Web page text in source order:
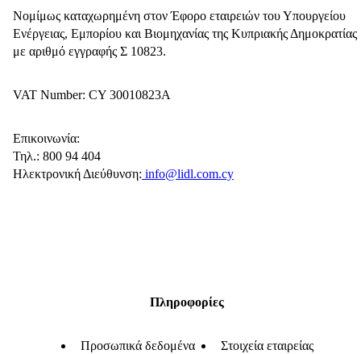
Νομίμως καταχωρημένη στον Έφορο εταιρειών του Υπουργείου
Ενέργειας, Εμπορίου και Βιομηχανίας της Κυπριακής Δημοκρατίας
με αριθμό εγγραφής Σ 10823.
VAT Number: CY 30010823A
Επικοινωνία:
Τηλ.: 800 94 404
Ηλεκτρονική Διεύθυνση: info@lidl.com.cy
Πληροφορίες
Προσωπικά δεδομένα Στοιχεία εταιρείας